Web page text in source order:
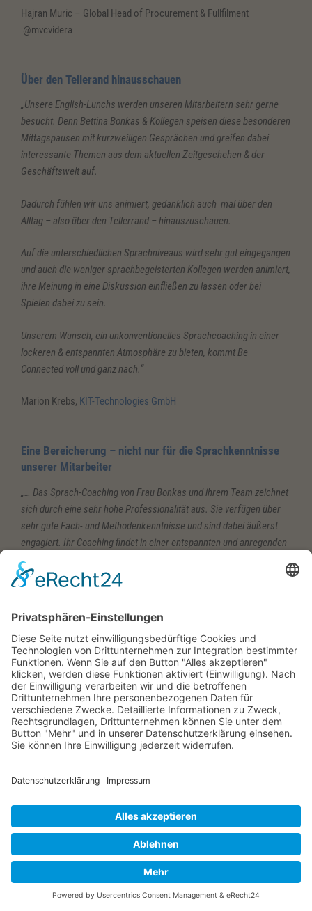
Hajran Muric – Global Head of Procurement & Fullfilment
@mvcvidera
Über den Tellerand hinausschauen
„Unsere English-Lunchs werden unseren Mitarbeitern sehr gerne
besucht. Denn Bettina Bonkas & Kollegen speisen diese besonderen
Mittagspausen mit kurzweiligen Gesprächen und greifen dabei
interessante Themen aus dem aktuellen Zeitgeschehen & der
Geschäftswelt auf.
Dadurch fühlen wir uns animiert, gedanklich auch mal über den
Alltag – also über den Tellerrand – hinauszuschauen.
Auf die unterschiedlichen Sprachniveaus wird sehr gut eingegangen
und auch die weniger sprachbegeisterten Kollegen werden animiert,
ihre Meinung in eine Diskussion einfließen zu lassen oder bei
Spielen dabei zu sein.
Unserem Wunsch, ein unkonventionelles Sprachcoaching in einer
lockeren & entspannten Atmosphäre zu bieten, kommt Be
Connected voll und ganz nach.“
Marion Krebs, KIT-Technologies GmbH
Eine Bereicherung – nicht nur für die Sprachkenntnisse
unserer Mitarbeiter
„… Das Sprach-Coaching von Frau Bonkas und ihrem Team zeichnet
sich durch eine sehr hohe Professionalität aus. Sie verfügen über
sehr gute Fach- und Methodenkenntnisse und sind dabei äußerst
engagiert. Ihr Coaching findet in einer entspannten und anregenden
Atmosphäre statt und bezieht die verschiedenen Lerner-
Persönlichkeiten mit ein.
Beziehung aufzubauen und sie sowohl thematisch als auch auf
persönlicher Ebene mitzunehmen. Als akkreditierter Coach und
Resilienz-Practitioner geht sie zusätzlich auf die individuellen
Bedürfnisse unserer Mitarbeiter ein und erzielt damit hervorragende
Ergebnisse.
Unsere Mitarbeiter freuen sich auf das Sprach-Coaching und
empfinden die Zeit als Bereicherung, nicht nur für ihre
der angewandten Improvisation in ihr Coaching mit hinein und gibt
Mitarbeitern mehr Sicherheit, nicht nur beim Sprechen …“
Manja Teichmann, Director People Partner DACH,
GmbH